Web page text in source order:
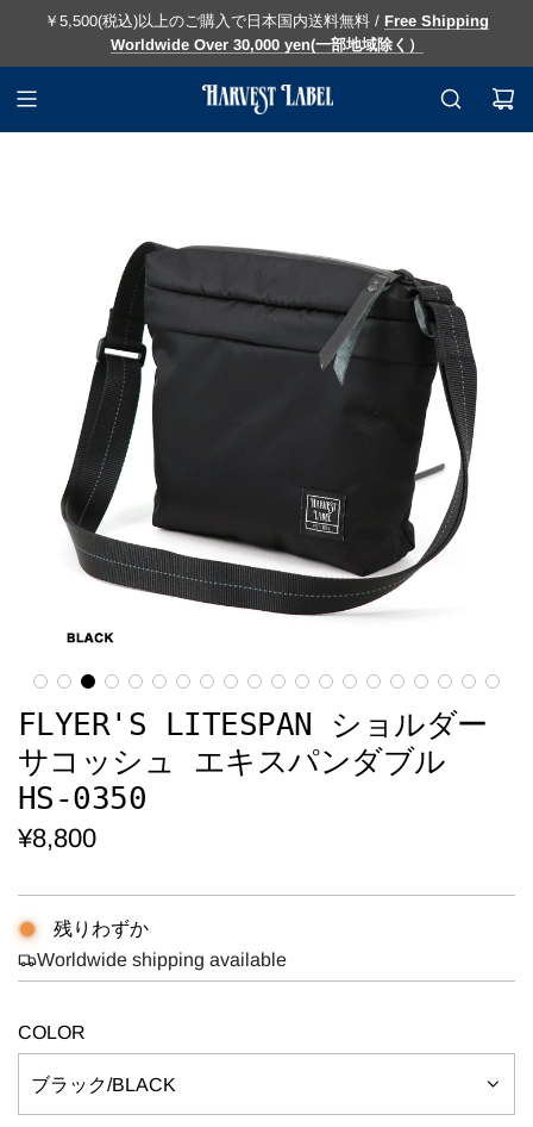
￥5,500(税込)以上のご購入で日本国内送料無料 / Free Shipping
Worldwide Over 30,000 yen(一部地域除く）
FLYER'S LITESPAN ショルダー
サコッシュ エキスパンダブル
HS-0350
通
価
格
¥8,800
残りわずか
Worldwide shipping available
COLOR
ブラック/BLACK